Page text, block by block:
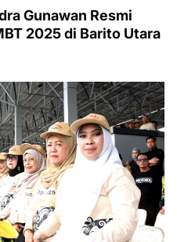
Gunawan Resmi
2025 di Barito Utara